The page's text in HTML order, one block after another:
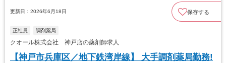
更新日：2026年6月18日 保存する
正社員 調剤薬局
クオール株式会社 神戸店の薬剤師求人
【神戸市兵庫区／地下鉄湾岸線】 大手調剤薬局勤務!